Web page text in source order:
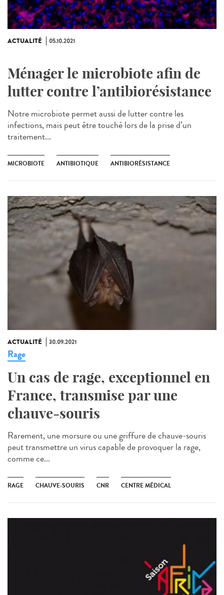
ACTUALITÉ 05.10.2021
Ménager le microbiote afin de
lutter contre l’antibiorésistance
Notre microbiote permet aussi de lutter contre les
infections, mais peut être touché lors de la prise d’un
traitement...
MICROBIOTE ANTIBIOTIQUE ANTIBIORÉSISTANCE
ACTUALITÉ 30.09.2021
Rage
Un cas de rage, exceptionnel en
France, transmise par une
chauve-souris
Rarement, une morsure ou une griffure de chauve-souris
peut transmettre un virus capable de provoquer la rage,
comme ce...
RAGE CHAUVE-SOURIS CNR CENTRE MÉDICAL